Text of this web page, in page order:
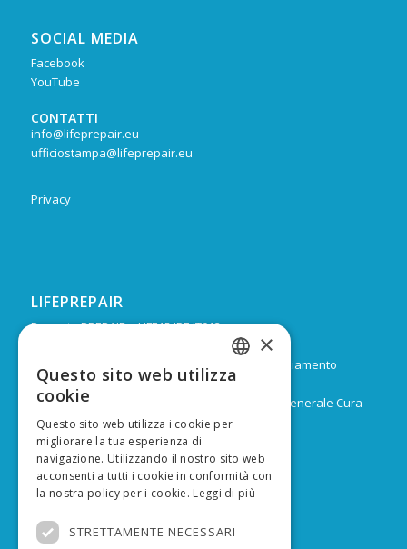
SOCIAL MEDIA
Facebook
YouTube
CONTATTI
info@lifeprepair.eu
ufficiostampa@lifeprepair.eu
Privacy
LIFEPREPAIR
Progetto PREPAIR – LIFE15 IPE IT013
Durata: Febbraio 2017 – Dicembre 2024
Budget: 16.805.939 € di cui 9.974.624 di co-finanziamento
europeo
Capofila: Regione Emilia-Romagna, Direzione Generale Cura
del territorio e dell’ambiente
FINANZIATO DA
ITALIAN
×
Questo sito web utilizza
cookie
Questo sito web utilizza i cookie per
migliorare la tua esperienza di
navigazione. Utilizzando il nostro sito web
acconsenti a tutti i cookie in conformità con
la nostra policy per i cookie. Leggi di più
STRETTAMENTE NECESSARI